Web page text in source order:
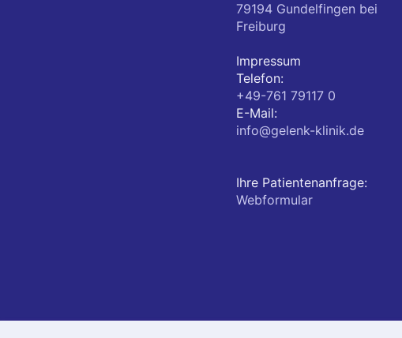
79194 Gundelfingen bei
Freiburg
Impressum
Telefon:
+49-761 79117 0
E-Mail:
info@gelenk-klinik.de
Ihre Patientenanfrage:
Webformular